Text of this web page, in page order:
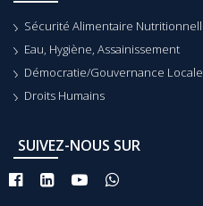
Sécurité Alimentaire
Eau, Hygiène, Assainissement
Démocratie/Gouvernance Locale
Droits Humains
SUIVEZ-NOUS SUR